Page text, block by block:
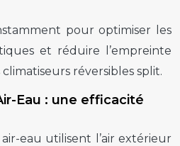
pour optimiser les
et réduire l’empreinte
réversibles split.
Eau : une efficacité
eau utilisent l’air extérieur